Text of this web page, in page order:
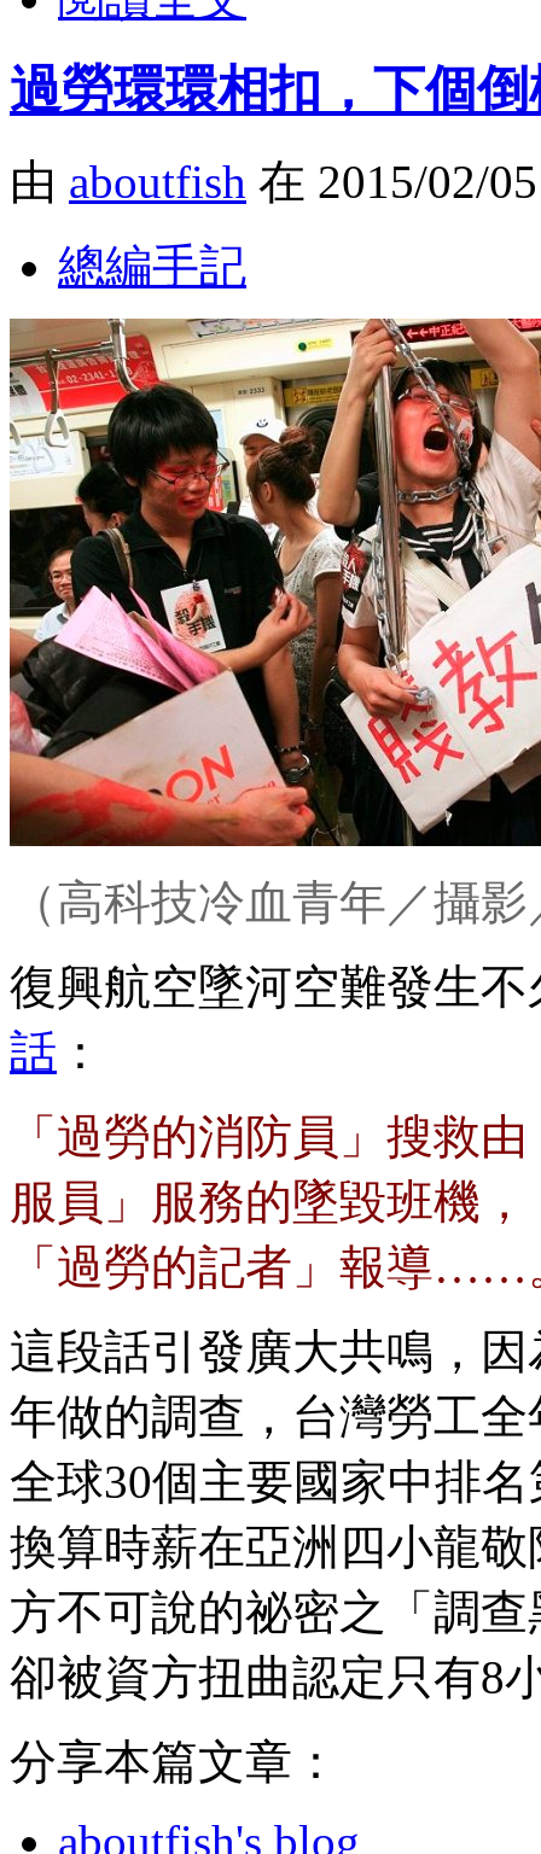
過勞環環相扣，下個
由 aboutfish 在 2015/02/
總編手記
（高科技冷血青年／攝
復興航空墜河空難發生
話 ：
「過勞的消防員」搜救
服員」服務的墜毀班機
「過勞的記者」報導……
這段話引發廣大共鳴，
年做的調查，台灣勞工
全球30個主要國家中排
換算時薪在亞洲四小龍
方不可說的祕密之「調
卻被資方扭曲認定只有8
分享本篇文章：
aboutfish's blog